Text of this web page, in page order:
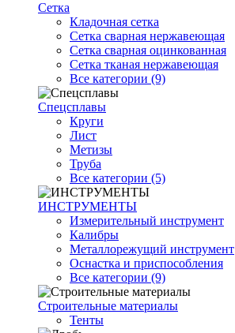
Сетка
Кладочная сетка
Сетка сварная нержавеющая
Сетка сварная оцинкованная
Сетка тканая нержавеющая
Все категории (9)
Спецсплавы
Круги
Лист
Метизы
Труба
Все категории (5)
ИНСТРУМЕНТЫ
Измерительный инструмент
Калибры
Металлорежущий инструмент
Оснастка и приспособления
Все категории (9)
Строительные материалы
Тенты